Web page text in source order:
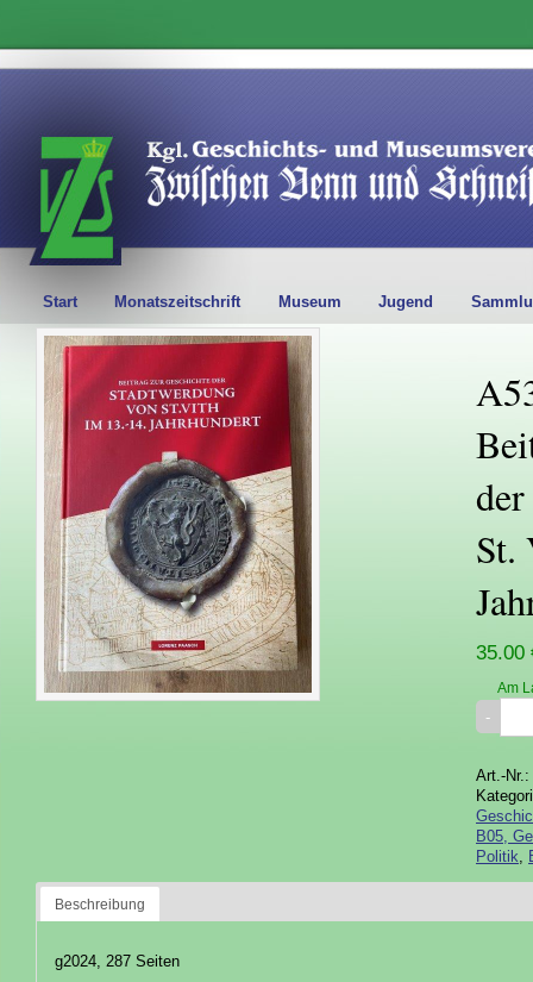
Start Monatszeitschrift Museum Jugend
St.
35.00
Am
Art.-Nr.:
B05,
Politik
Beschreibung
g2024, 287 Seiten